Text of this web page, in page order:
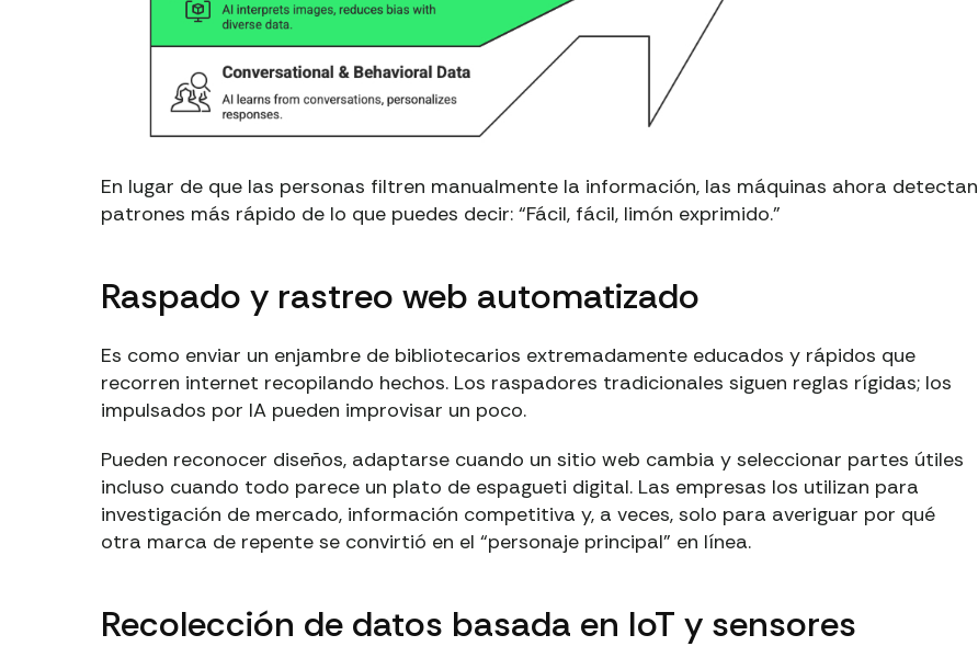
En lugar de que las personas filtren manualmente la información, las máquinas ahora detectan
patrones más rápido de lo que puedes decir: “Fácil, fácil, limón exprimido.”
Raspado y rastreo web automatizado
Es como enviar un enjambre de bibliotecarios extremadamente educados y rápidos que
recorren internet recopilando hechos. Los raspadores tradicionales siguen reglas rígidas; los
impulsados por IA pueden improvisar un poco.
Pueden reconocer diseños, adaptarse cuando un sitio web cambia y seleccionar partes útiles
incluso cuando todo parece un plato de espagueti digital. Las empresas los utilizan para
investigación de mercado, información competitiva y, a veces, solo para averiguar por qué
otra marca de repente se convirtió en el “personaje principal” en línea.
Recolección de datos basada en IoT y sensores